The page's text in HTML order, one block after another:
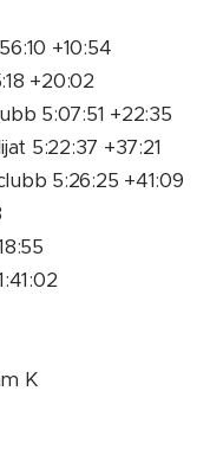
+10:54
+20:02
5:07:51 +22:35
5:22:37 +37:21
5:26:25 +41:09
K